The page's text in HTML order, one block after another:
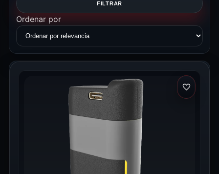
FILTRAR
Ordenar por